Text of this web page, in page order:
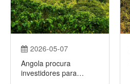
2026-05-07
Angola procura
investidores para